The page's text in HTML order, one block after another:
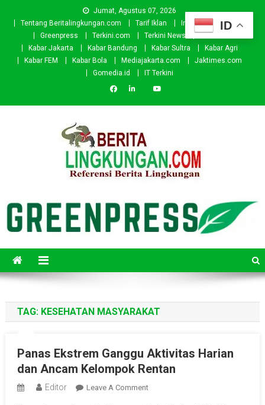
Jumat, Agustus 07, 2026
Tentang Beritalingkungan.com
Tarif Iklan Investor
Donasi
Greenpress
Terkini.com Terkini News
Kabar.id
Kabar Jakarta
Kabar Bandung Kabar Sultra
Kabar Agri
Kabar FEM
Kabar Bola Mediajakarta.com
Jaktimes.com
Gomedia.id
IT Terkini
TAG: KESEHATAN MASYARAKAT
Panas Ekstrem Ganggu Aktivitas Harian
dan Ancam Kelompok Rentan
Editor Leave A CommentOn
ID